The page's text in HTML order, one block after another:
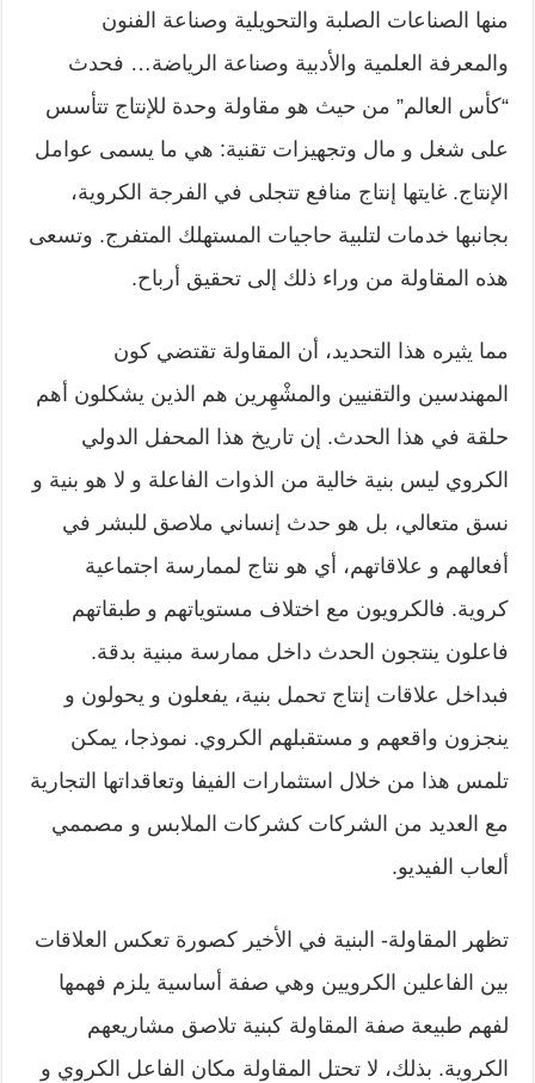
منها الصناعات الصلبة والتحويلية وصناعة الفنون
والمعرفة العلمية والأدبية وصناعة الرياضة… فحدث
“كأس العالم” من حيث هو مقاولة وحدة للإنتاج تتأسس
على شغل و مال وتجهيزات تقنية: هي ما يسمى عوامل
الإنتاج. غايتها إنتاج منافع تتجلى في الفرجة الكروية،
بجانبها خدمات لتلبية حاجيات المستهلك المتفرج. وتسعى
هذه المقاولة من وراء ذلك إلى تحقيق أرباح.
مما يثيره هذا التحديد، أن المقاولة تقتضي كون
المهندسين والتقنيين والمشْهِرين هم الذين يشكلون أهم
حلقة في هذا الحدث. إن تاريخ هذا المحفل الدولي
الكروي ليس بنية خالية من الذوات الفاعلة و لا هو بنية و
نسق متعالي، بل هو حدث إنساني ملاصق للبشر في
أفعالهم و علاقاتهم، أي هو نتاج لممارسة اجتماعية
كروية. فالكرويون مع اختلاف مستوياتهم و طبقاتهم
فاعلون ينتجون الحدث داخل ممارسة مبنية بدقة.
فبداخل علاقات إنتاج تحمل بنية، يفعلون و يحولون و
ينجزون واقعهم و مستقبلهم الكروي. نموذجا، يمكن
تلمس هذا من خلال استثمارات الفيفا وتعاقداتها التجارية
مع العديد من الشركات كشركات الملابس و مصممي
ألعاب الفيديو.
تظهر المقاولة- البنية في الأخير كصورة تعكس العلاقات
بين الفاعلين الكرويين وهي صفة أساسية يلزم فهمها
لفهم طبيعة صفة المقاولة كبنية تلاصق مشاريعهم
الكروية. بذلك، لا تحتل المقاولة مكان الفاعل الكروي و